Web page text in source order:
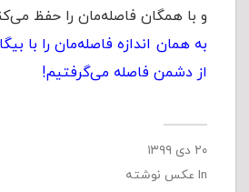
و با همگان فاصله‌مان را حفظ
به همان اندازه فاصله‌مان را با
از دشمن فاصله می‌گرفتیم!
۲۰ دی ۱۳۹۹
In عکس نوشته